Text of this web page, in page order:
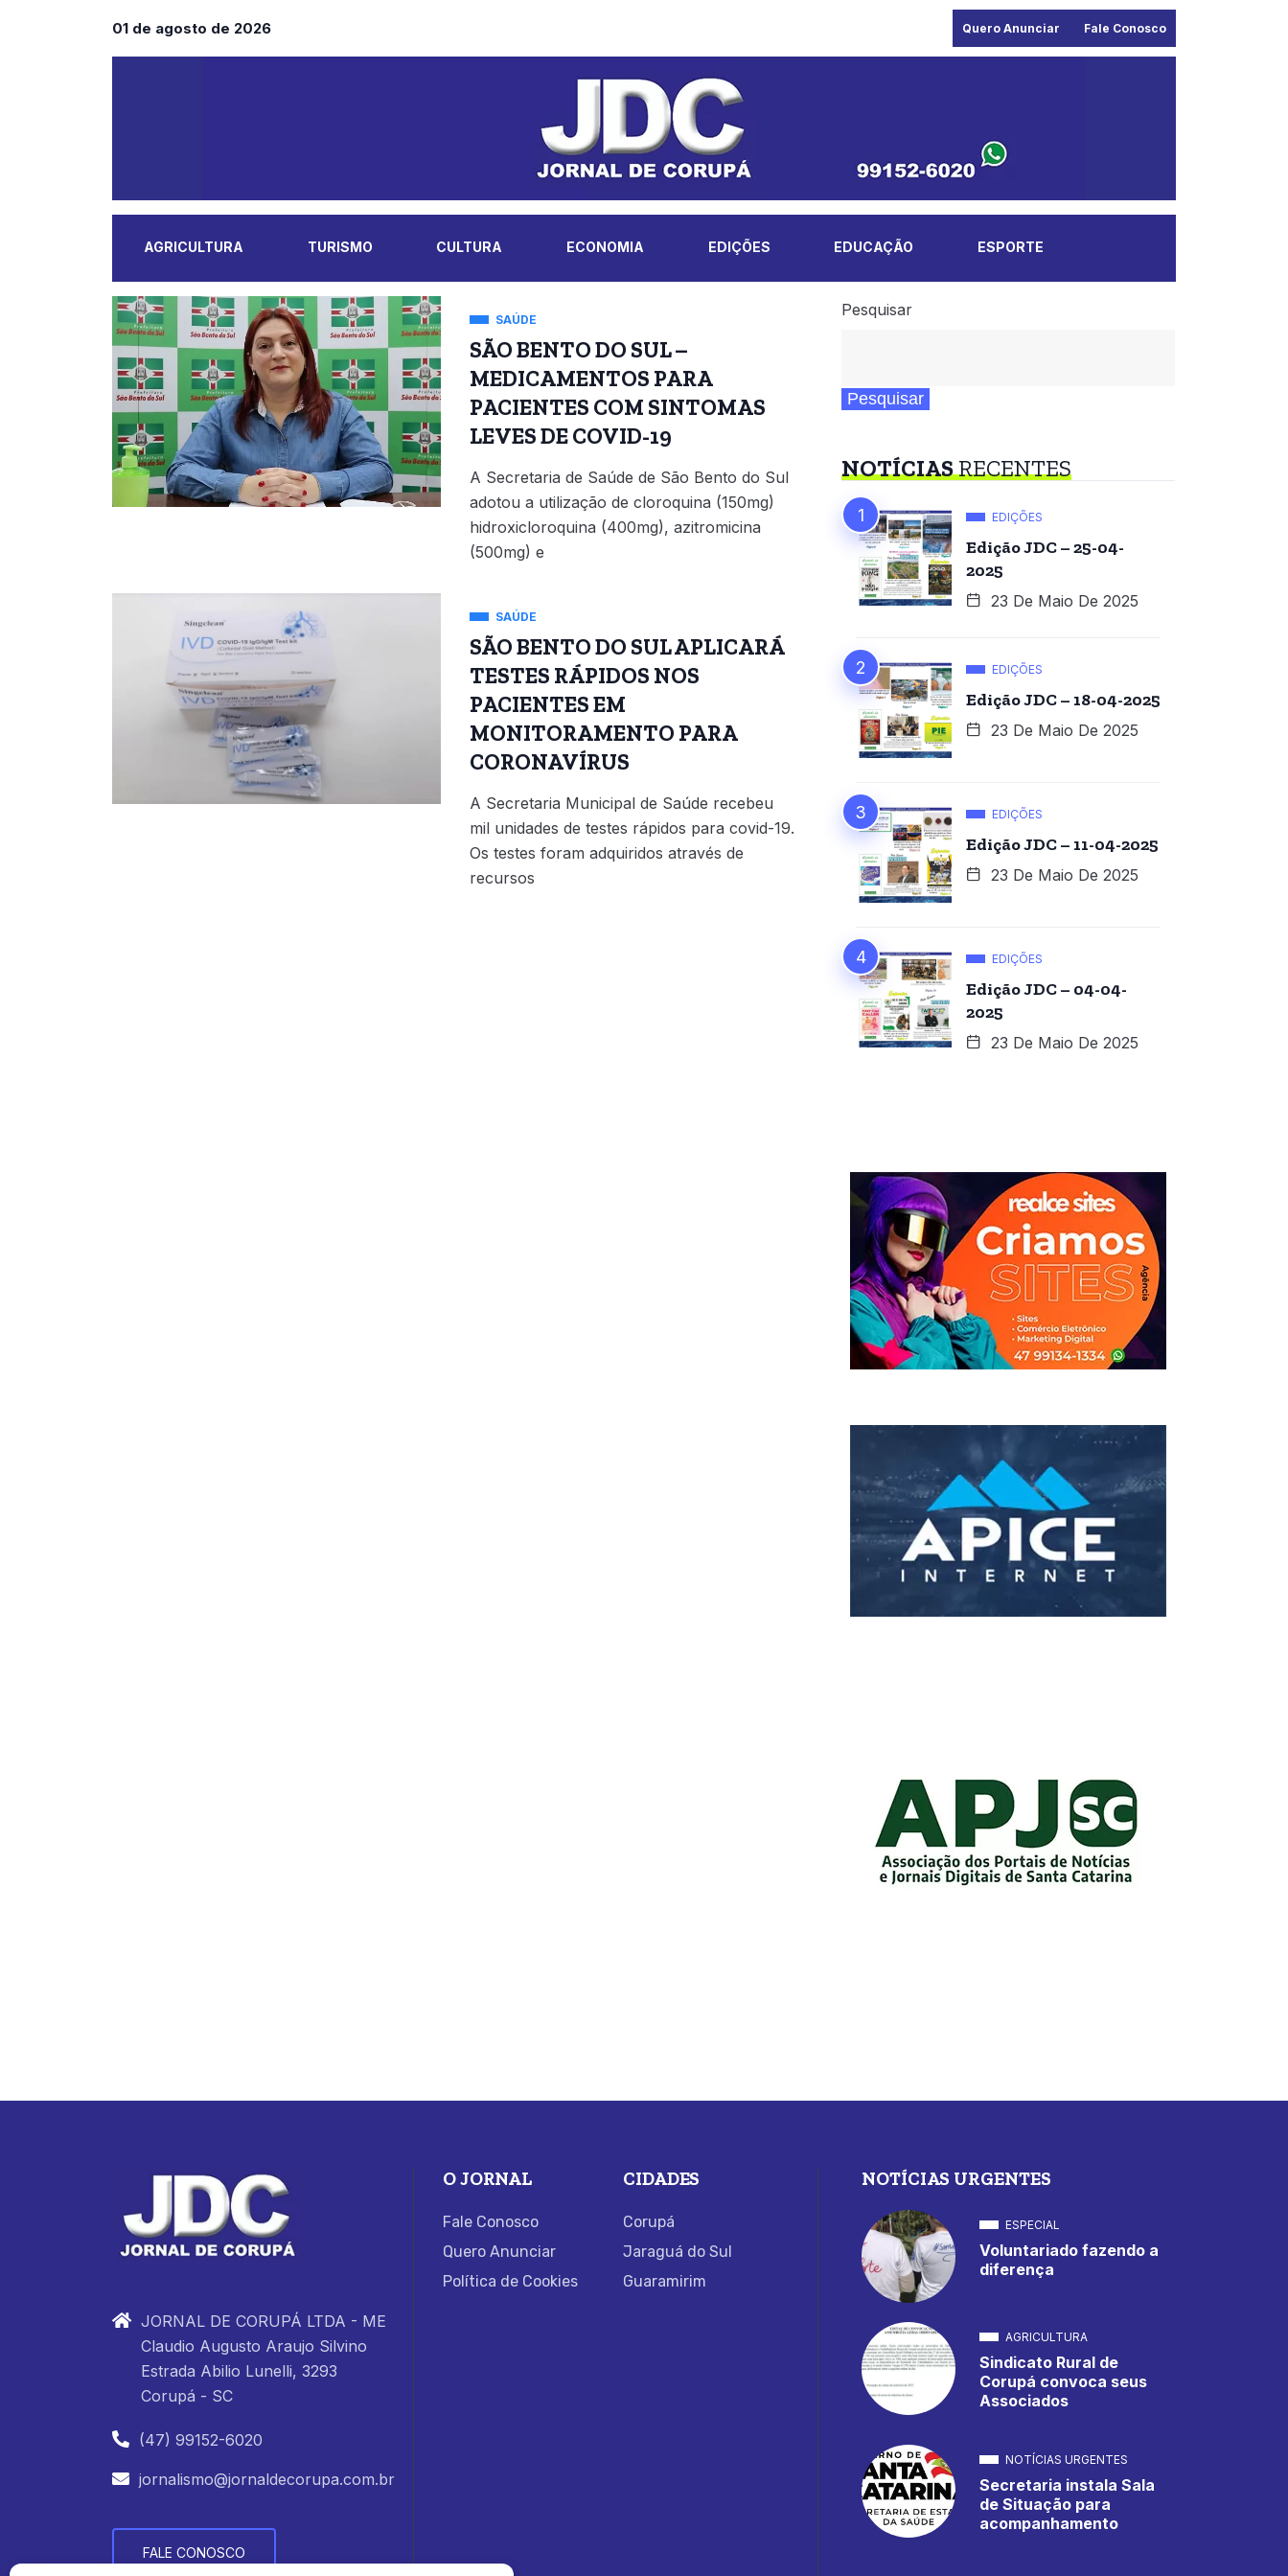
01 de agosto de 2026 Quero Anunciar Fale Conosco
AGRICULTURA TURISMO CULTURA ECONOMIA EDIÇÕES EDUCAÇÃO ESPORTE
MAIS SAÚDE
SÃO BENTO DO SUL –
MEDICAMENTOS PARA
PACIENTES COM SINTOMAS
LEVES DE COVID-19
A Secretaria de Saúde de São Bento do Sul
adotou a utilização de cloroquina (150mg)
hidroxicloroquina (400mg), azitromicina
(500mg) e
SAÚDE
SÃO BENTO DO SUL APLICARÁ
TESTES RÁPIDOS NOS
PACIENTES EM
MONITORAMENTO PARA
CORONAVÍRUS
A Secretaria Municipal de Saúde recebeu
mil unidades de testes rápidos para covid-19.
Os testes foram adquiridos através de
recursos
Pesquisar
Pesquisar
NOTÍCIASRECENTES
EDIÇÕES
Edição JDC – 25-04-
2025
23 De Maio De 2025
EDIÇÕES
Edição JDC – 18-04-2025
23 De Maio De 2025
EDIÇÕES
Edição JDC – 11-04-2025
23 De Maio De 2025
EDIÇÕES
Edição JDC – 04-04-
2025
23 De Maio De 2025
JORNAL DE CORUPÁ LTDA - ME
Claudio Augusto Araujo Silvino
Estrada Abilio Lunelli, 3293
Corupá - SC
(47) 99152-6020
jornalismo@jornaldecorupa.com.br
FALE CONOSCO
O JORNAL
Fale Conosco
Quero Anunciar
Política de Cookies
CIDADES
Corupá
Jaraguá do Sul
Guaramirim
NOTÍCIAS URGENTES
ESPECIAL
Voluntariado fazendo a
diferença
AGRICULTURA
Sindicato Rural de
Corupá convoca seus
Associados
NOTÍCIAS URGENTES
Secretaria instala Sala
de Situação para
acompanhamento